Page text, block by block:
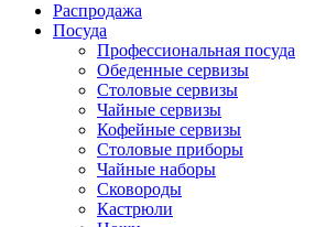
Распродажа
Посуда
Профессиональная посуда
Обеденные сервизы
Столовые сервизы
Чайные сервизы
Кофейные сервизы
Столовые приборы
Чайные наборы
Сковороды
Кастрюли